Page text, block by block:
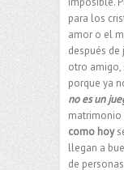
para los
amor o el
después
otro amigo,
porque ya
no es un
matrimonio
como hoy
llegan a
de